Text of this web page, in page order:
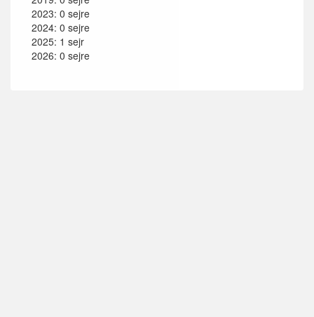
2023: 0 sejre
2024: 0 sejre
2025: 1 sejr
2026: 0 sejre